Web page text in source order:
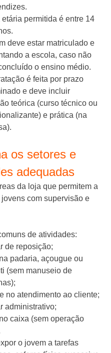
etária permitida é entre 14
deve estar matriculado e
a escola, caso não
o ensino médio.
é feita por prazo
e deve incluir
teórica (curso técnico ou
e prática (na
os setores e
adequadas
da loja que permitem a
com supervisão e
de atividades:
de reposição;
padaria, açougue ou
(sem manuseio de
no atendimento ao cliente;
administrativo;
caixa (sem operação
o jovem a tarefas